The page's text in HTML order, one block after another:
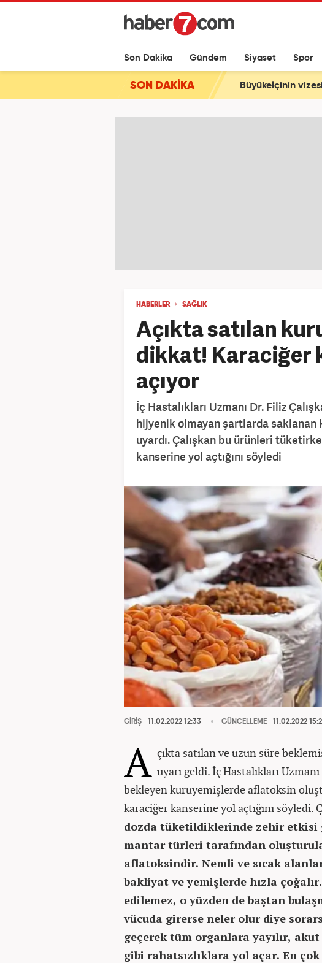
Son Dakika Gündem Siyaset Spor
SON DAKİKA Büyükelçinin
HABERLER SAĞLIK
Açıkta satılan
dikkat! Karaciğer
açıyor
İç Hastalıkları Uzmanı Dr. Filiz
hijyenik olmayan şartlarda
uyardı. Çalışkan bu ürünleri
kanserine yol açtığını söyledi
GİRİŞ 11.02.2022 12:33 GÜNCELLEME 11.02.2022
A çıkta satılan ve uzun süre
uyarı geldi. İç Hastalıkları
bekleyen kuruyemişlerde aflatoksin
karaciğer kanserine yol açtığını söyledi.
dozda tüketildiklerinde zehir etkisi
mantar türleri tarafından
aflatoksindir. Nemli ve sıcak
bakliyat ve yemişlerde hızla
edilemez, o yüzden de baştan
vücuda girerse neler olur diye
geçerek tüm organlara yayılır,
gibi rahatsızlıklara yol açar. En